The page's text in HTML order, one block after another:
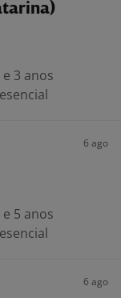
3 anos
6 ago
5 anos
6 ago